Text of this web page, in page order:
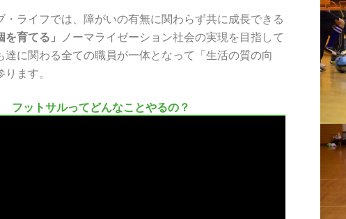
・ライフでは、障がいの有無に関わらず共に成長できる
を育てる」
ノーマライゼーション社会の実現を目指して
達に関わる全ての職員が一体となって「生活の質の向
ります。
フットサルってどんなことやるの？